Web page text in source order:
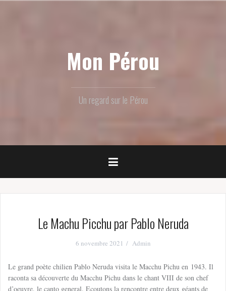
Mon Pérou
Un regard sur le Pérou
Le Machu Picchu par Pablo Neruda
6 novembre 2021 Admin
Le grand poète chilien Pablo Neruda visita le Macchu Pichu en 1943. Il
raconta sa découverte du Macchu Pichu dans le chant VIII de son chef
d’oeuvre, le canto general. Ecoutons la rencontre entre deux géants de